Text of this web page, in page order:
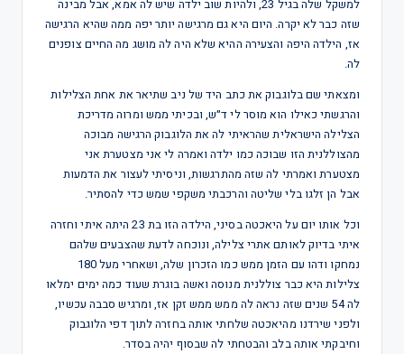
למשקל שלה בגיל 23, ולהיות שוב ילדה שיש לה אמא, אבל מבינה
שזה כבר לא יקרה. היום היא גם מרגישה יותר יפה ממה שהיא הרגישה
אז, הילדה היפה והצעירה ההיא שלא היה לה מושג מה החיים צופנים
לה.
ומצאתי שם בלוגבוק את כתב היד של ניב שתיאר את אחת הצלילות
והרגשתי כאילו הוא מוסר לי ד״ש, ובכיתי ממש ומרוה מדריכת
הצלילה הישראלית שהראיתי לה את הלוגבוק הרגישה מבוכה
מהצוללנית הזו שבוכה כמו ילדה ואמרה לי אני מצטערת אני
מצטערת ואמרתי לה שזה מהתרגשות, וניסיתי לעצור את הדמעות
אבל הן זלגו בלי שליטה והרכבתי משקפי שמש כדי להסתיר.
וכל אותו יום על היאכטה בסיני, הילדה הזו בת 23 היתה איתי וחזרה
איתי בדיוק לאותם אתרי צלילה, ונוכחה לדעת שהצבעים שלהם
נמחקו ודהו עם הזמן ממש כמו הזכרון שלה, ושאחרי מעל 180
צלילות היא כבר צוללנית מנוסה ואשה בוגרת שעוד כמה ימים ימלאו
לה 54 שנים שזה נראה לה ממש ממש זקן אז, ומרגיש סבבה עכשיו,
ולפני שירדנו מהיאכטה שלחתי אותה בחזרה לתוך דפי הלוגבוק
וחיבקתי אותה בלב והבטחתי לה שבסוף יהיה בסדר.